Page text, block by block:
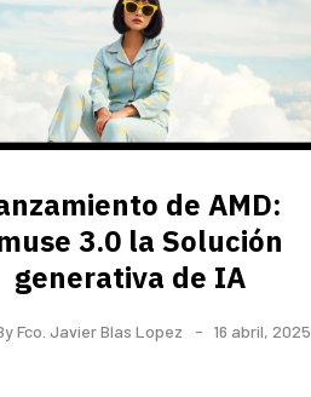
de AMD:
3.0 la Solución
generativa de IA
Fco. Javier Blas Lopez 16 abril, 2025